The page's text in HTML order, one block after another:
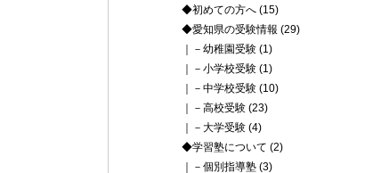
◆初めての方へ(15)
◆愛知県の受験情報 (29)
｜－幼稚園受験(1)
｜－小学校受験(1)
｜－中学校受験(10)
｜－高校受験(23)
｜－大学受験(4)
◆学習塾について (2)
｜－個別指導塾(3)